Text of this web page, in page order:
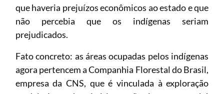
que haveria prejuízos econômicos ao estado e que
não percebia que os indígenas seriam
prejudicados.
Fato concreto: as áreas ocupadas pelos indígenas
agora pertencem a Companhia Florestal do Brasil,
empresa da CNS, que é vinculada à exploração